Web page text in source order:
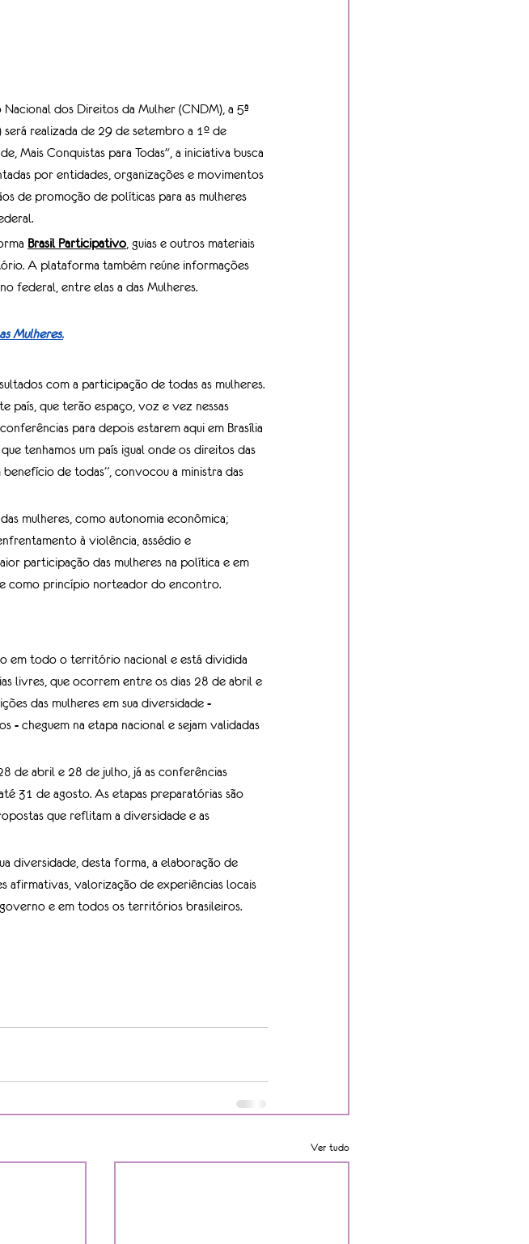
dos Direitos da Mulher (CNDM), a 5ª
realizada de 29 de setembro a 1º de
Mais Conquistas para Todas", a iniciativa busca
por entidades, organizações e movimentos
de promoção de políticas para as mulheres
Brasil Participativo , guias e outros materiais
A plataforma também reúne informações
federal, entre elas a das Mulheres.
Mulheres.
com a participação de todas as mulheres.
país, que terão espaço, voz e vez nessas
para depois estarem aqui em Brasília
tenhamos um país igual onde os direitos das
de todas”, convocou a ministra das
mulheres, como autonomia econômica;
à violência, assédio e
participação das mulheres na política e em
como princípio norteador do encontro.
em todo o território nacional e está dividida
livres, que ocorrem entre os dias 28 de abril e
das mulheres em sua diversidade -
- cheguem na etapa nacional e sejam validadas
de abril e 28 de julho, já as conferências
31 de agosto. As etapas preparatórias são
que reflitam a diversidade e as
diversidade, desta forma, a elaboração de
valorização de experiências locais
e em todos os territórios brasileiros.
Ver tudo